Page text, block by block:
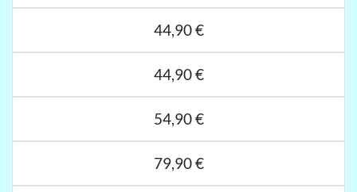
44,90 €
44,90 €
54,90 €
79,90 €